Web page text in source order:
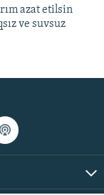
azat etilsin
ve suvsuz